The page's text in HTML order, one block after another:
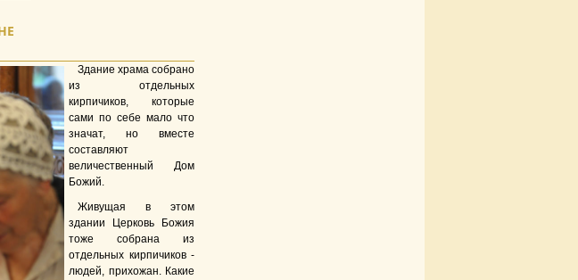
Здание храма собрано
из отдельных
кирпичиков, которые
сами по себе мало что
значат, но вместе
составляют
величественный Дом
Божий.
Живущая в этом
здании Церковь Божия
тоже собрана из
отдельных кирпичиков -
людей, прихожан. Какие